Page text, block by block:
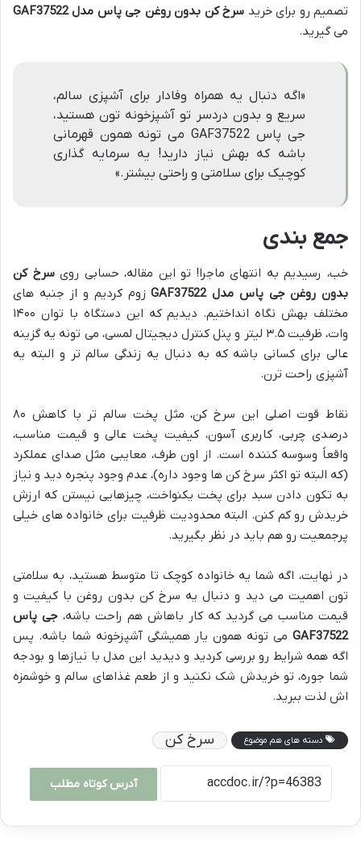
تصمیم رو برای خرید سرخ کن بدون روغن جی پاس مدل GAF37522
می گیرید.
«اگه دنبال یه همراه وفادار برای آشپزی سالم،
سریع و بدون دردسر تو آشپزخونه تون هستید،
جی پاس GAF37522 می تونه همون قهرمانی
باشه که بهش نیاز دارید! یه سرمایه گذاری
کوچیک برای سلامتی و راحتی بیشتر.»
جمع بندی
خب، رسیدیم به انتهای ماجرا! تو این مقاله، حسابی رویسرخ کن
بدون روغن جی پاس مدل GAF37522
زوم کردیم و از جنبه های
مختلف بهش نگاه انداختیم. دیدیم که این دستگاه با توان ۱۴۰۰
وات، ظرفیت ۳.۵ لیتر و پنل کنترل دیجیتال لمسی، می تونه یه گزینه
عالی برای کسانی باشه که به دنبال یه زندگی سالم تر و البته یه
آشپزی راحت ترن.
نقاط قوت اصلی این سرخ کن، مثل پخت سالم تر با کاهش ۸۰
درصدی چربی، کاربری آسون، کیفیت پخت عالی و قیمت مناسب،
واقعاً وسوسه کننده است. از اون طرف، معایبی مثل صدای عملکرد
(که البته تو اکثر سرخ کن ها وجود داره)، عدم وجود پنجره دید و نیاز
به تکون دادن سبد برای پخت یکنواخت، چیزهایی نیستن که ارزش
خریدش رو کم کنن. البته محدودیت ظرفیت برای خانواده های خیلی
پرجمعیت رو هم باید در نظر بگیرید.
در نهایت، اگه شما یه خانواده کوچک تا متوسط هستید، به سلامتی
تون اهمیت می دید و دنبال یه سرخ کن بدون روغن با کیفیت و
قیمت مناسب می گردید که کار باهاش هم راحت باشه، جی پاس
GAF37522 می تونه همون یار همیشگی آشپزخونه شما باشه. پس
اگه همه شرایط رو بررسی کردید و دیدید این مدل با نیازها و بودجه
شما جوره، تو خریدش شک نکنید و از طعم غذاهای سالم و خوشمزه
اش لذت ببرید.
دسته های هم موضوع سرخ کن
آدرس کوتاه مطلب